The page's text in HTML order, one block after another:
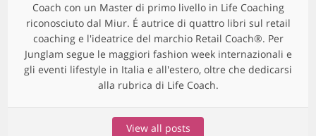
Coach con un Master di primo livello in Life Coaching
riconosciuto dal Miur. É autrice di quattro libri sul retail
coaching e l'ideatrice del marchio Retail Coach®. Per
Junglam segue le maggiori fashion week internazionali e
gli eventi lifestyle in Italia e all'estero, oltre che dedicarsi
alla rubrica di Life Coach.
View all posts